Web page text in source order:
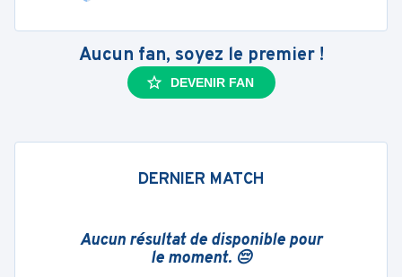
Aucun fan, soyez le premier !
DEVENIR FAN
DERNIER MATCH
Aucun résultat de disponible pour
le moment. 😔